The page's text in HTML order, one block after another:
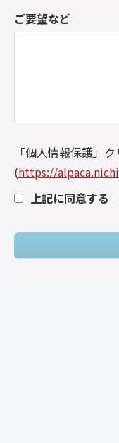
ご要望など
「個人情報保護」
(https://
上記に同意する